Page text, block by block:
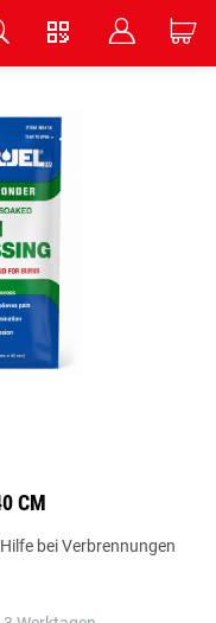
B C
CM
bei Verbrennungen